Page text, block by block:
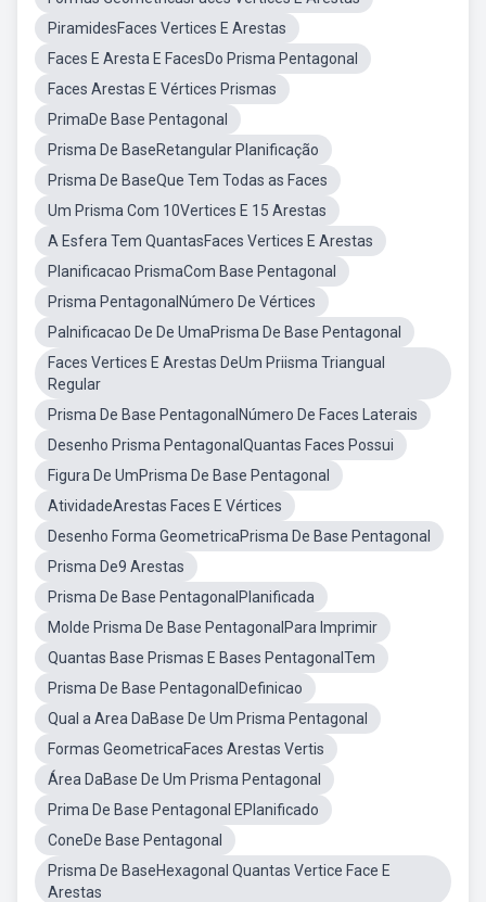
PiramidesFaces Vertices E Arestas
Faces E Aresta E FacesDo Prisma Pentagonal
Faces Arestas E Vértices Prismas
PrimaDe Base Pentagonal
Prisma De BaseRetangular Planificação
Prisma De BaseQue Tem Todas as Faces
Um Prisma Com 10Vertices E 15 Arestas
A Esfera Tem QuantasFaces Vertices E Arestas
Planificacao PrismaCom Base Pentagonal
Prisma PentagonalNúmero De Vértices
Palnificacao De De UmaPrisma De Base Pentagonal
Faces Vertices E Arestas DeUm Priisma Triangual
Regular
Prisma De Base PentagonalNúmero De Faces Laterais
Desenho Prisma PentagonalQuantas Faces Possui
Figura De UmPrisma De Base Pentagonal
AtividadeArestas Faces E Vértices
Desenho Forma GeometricaPrisma De Base Pentagonal
Prisma De9 Arestas
Prisma De Base PentagonalPlanificada
Molde Prisma De Base PentagonalPara Imprimir
Quantas Base Prismas E Bases PentagonalTem
Prisma De Base PentagonalDefinicao
Qual a Area DaBase De Um Prisma Pentagonal
Formas GeometricaFaces Arestas Vertis
Área DaBase De Um Prisma Pentagonal
Prima De Base Pentagonal EPlanificado
ConeDe Base Pentagonal
Prisma De BaseHexagonal Quantas Vertice Face E
Arestas